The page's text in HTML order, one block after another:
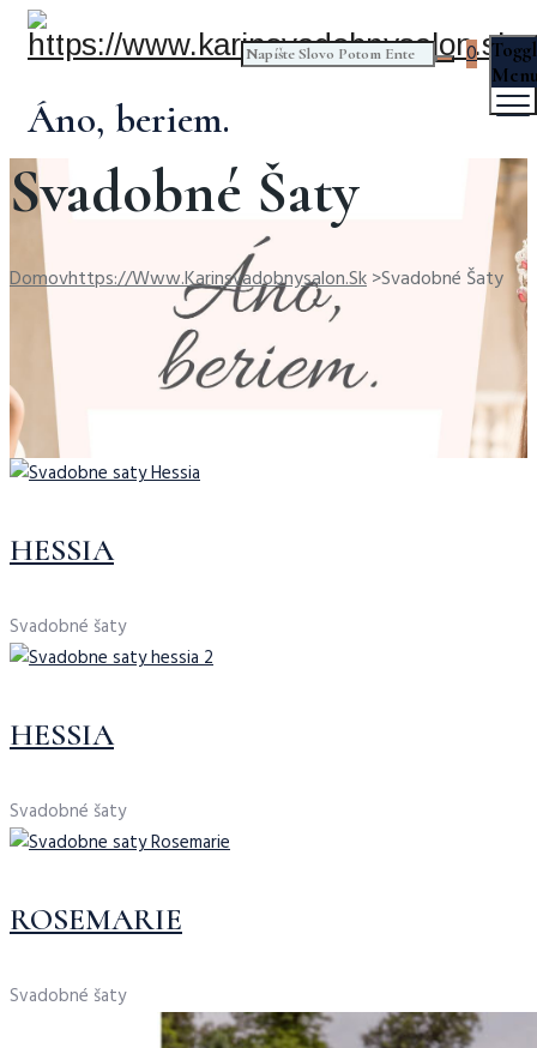
Áno, beriem.
0
Svadobné Šaty
DomovHttps://www.karinsvadobnysalon.sk>Svadobné Šaty
HESSIA
Svadobné šaty
HESSIA
Svadobné šaty
ROSEMARIE
Svadobné šaty